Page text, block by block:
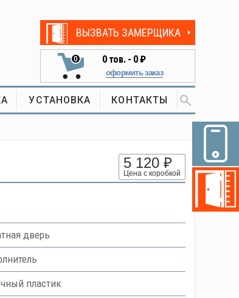
ВЫЗВАТЬ ЗАМЕРЩИКА
0 0тов. - 0 ₽
оформить заказ
УСТАНОВКА КОНТАКТЫ
5 120 ₽
Цена с коробкой
дверь
пластик